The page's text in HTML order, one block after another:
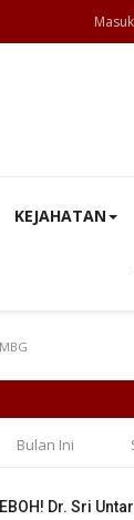
Masuk
KEJAHATAN
Bulan Ini
Dr. Sri